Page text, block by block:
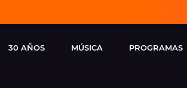
30 AÑOS MÚSICA PROGRAMAS